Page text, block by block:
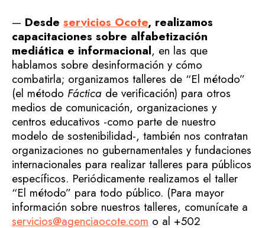
— Desde servicios Ocote, realizamos
capacitaciones sobre alfabetización
mediática e informacional, en las que
hablamos sobre desinformación y cómo
combatirla; organizamos talleres de “El método”
(el método Fáctica de verificación) para otros
medios de comunicación, organizaciones y
centros educativos -como parte de nuestro
modelo de sostenibilidad-, también nos contratan
organizaciones no gubernamentales y fundaciones
internacionales para realizar talleres para públicos
específicos. Periódicamente realizamos el taller
“El método” para todo público. (Para mayor
información sobre nuestros talleres, comunícate a
servicios@agenciaocote.com o al +502